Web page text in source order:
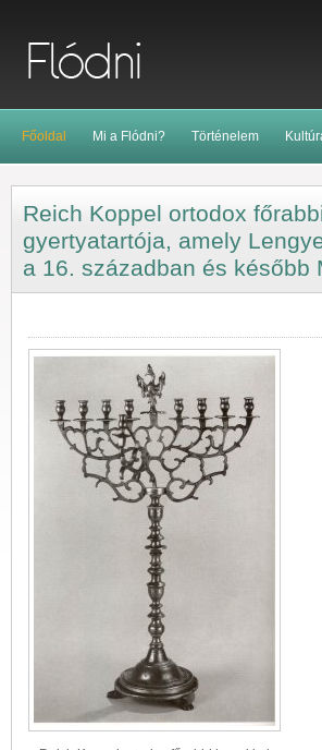
Főoldal Mi a Flódni? Történelem
Reich Koppel ortodox
gyertyatartója, amely
a 16. században és később